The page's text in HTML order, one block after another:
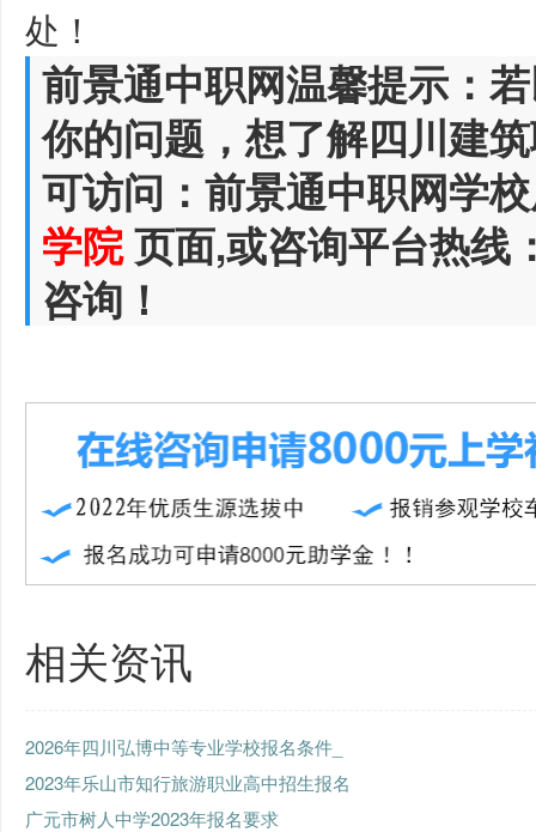
处！
前景通中职网温馨提示：
你的问题，想了解四川建
可访问：前景通中职网学
学院页面,或咨询平台热线
咨询！
相关资讯
2026年四川弘博中等专业学校报名条件_
2023年乐山市知行旅游职业高中招生报名
广元市树人中学2023年报名要求